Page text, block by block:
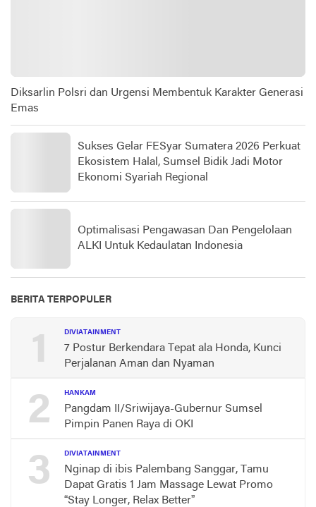
Diksarlin Polsri dan Urgensi Membentuk Karakter Generasi
Emas
Sukses Gelar FESyar Sumatera 2026 Perkuat
Ekosistem Halal, Sumsel Bidik Jadi Motor
Ekonomi Syariah Regional
Optimalisasi Pengawasan Dan Pengelolaan
ALKI Untuk Kedaulatan Indonesia
BERITA TERPOPULER
1 DIVIATAINMENT
7 Postur Berkendara Tepat ala Honda, Kunci
Perjalanan Aman dan Nyaman
2 HANKAM
Pangdam II/Sriwijaya-Gubernur Sumsel
Pimpin Panen Raya di OKI
3 DIVIATAINMENT
Nginap di ibis Palembang Sanggar, Tamu
Dapat Gratis 1 Jam Massage Lewat Promo
“Stay Longer, Relax Better”